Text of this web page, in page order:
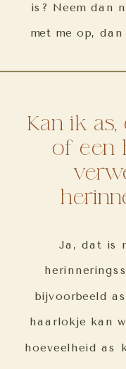
is? Neem dan
met me op,
Ja, dat is
bijvoorbeeld
haarlokje kan
hoeveelheid as
Kan ik
of een